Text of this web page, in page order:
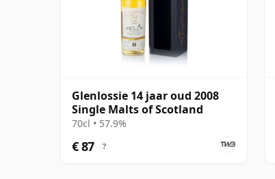
Glenlossie 14 jaar oud 2008
Single Malts of Scotland
70cl • 57.9%
€ 87 ?